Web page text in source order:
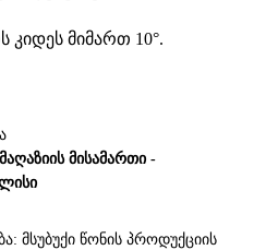
მიმართ 10°.
მისამართი -
მსუბუქი წონის პროდუქციის